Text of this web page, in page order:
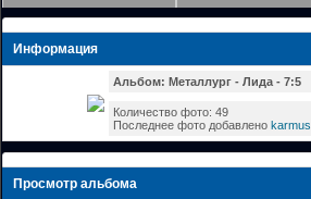
Информация
Альбом: Металлург - Лида - 7:5
Количество фото: 49
Последнее фото добавлено karmus
Просмотр альбома